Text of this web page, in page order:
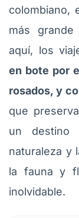
colombiano,
más
aquí, los
en bote por
rosados, y
que
un destino
naturaleza y
la fauna y
inolvidable.